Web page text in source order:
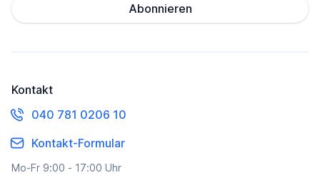
Abonnieren
Kontakt
040 781 0206 10
Kontakt-Formular
Mo-Fr 9:00 - 17:00 Uhr